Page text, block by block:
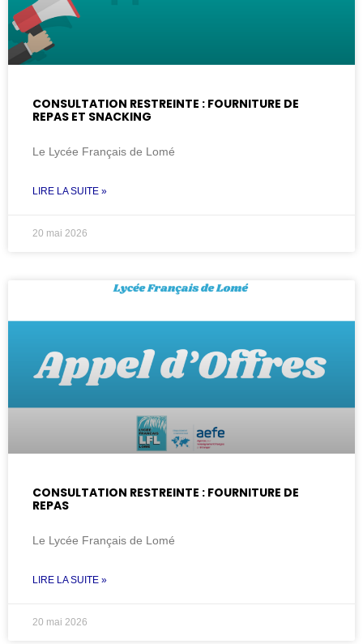
CONSULTATION RESTREINTE : FOURNITURE DE
REPAS ET SNACKING
Le Lycée Français de Lomé
LIRE LA SUITE »
20 mai 2026
CONSULTATION RESTREINTE : FOURNITURE DE
REPAS
Le Lycée Français de Lomé
LIRE LA SUITE »
20 mai 2026